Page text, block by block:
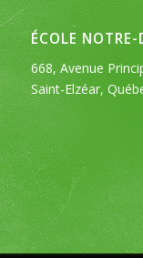
ÉCOLE
668, Avenue
Saint-Elzéar,